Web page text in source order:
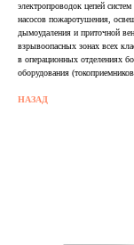
электропроводок цепей
насосов пожаротушения,
дымоудаления и приточной
взрывоопасных зонах всех
в операционных отделениях
оборудования
НАЗАД